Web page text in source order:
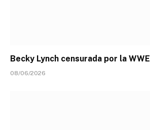
Becky Lynch censurada por la WWE
08/06/2026